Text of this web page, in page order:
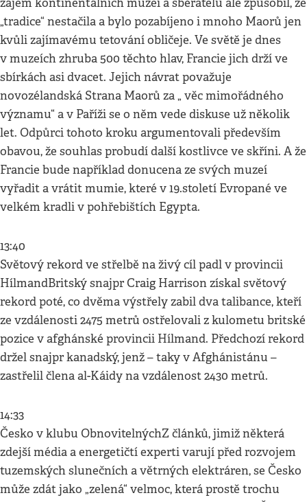
„tradice“ nestačila a bylo pozabíjeno i mnoho Maorů jen
kvůli zajímavému tetování obličeje. Ve světě je dnes
v muzeích zhruba 500 těchto hlav, Francie jich drží ve
sbírkách asi dvacet. Jejich návrat považuje
novozélandská Strana Maorů za „ věc mimořádného
významu“ a v Paříži se o něm vede diskuse už několik
let. Odpůrci tohoto kroku argumentovali především
obavou, že souhlas probudí další kostlivce ve skříni. A že
Francie bude například donucena ze svých muzeí
vyřadit a vrátit mumie, které v 19.století Evropané ve
velkém kradli v pohřebištích Egypta.
13:40
Světový rekord ve střelbě na živý cíl padl v provincii
HílmandBritský snajpr Craig Harrison získal světový
rekord poté, co dvěma výstřely zabil dva talibance, kteří
ze vzdálenosti 2475 metrů ostřelovali z kulometu britské
pozice v afghánské provincii Hílmand. Předchozí rekord
držel snajpr kanadský, jenž – taky v Afghánistánu –
zastřelil člena al-Káidy na vzdálenost 2430 metrů.
14:33
Česko v klubu ObnovitelnýchZ článků, jimiž některá
zdejší média a energetičtí experti varují před rozvojem
tuzemských slunečních a větrných elektráren, se Česko
může zdát jako „zelená“ velmoc, která prostě trochu